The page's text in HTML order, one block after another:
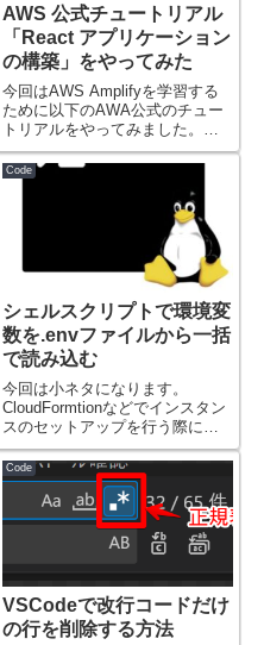
AWS 公式チュートリアル
「React アプリケーション
の構築」をやってみた
今回はAWS Amplifyを学習する
ために以下のAWA公式のチュー
トリアルをやってみました。チ
ュー...
Code
シェルスクリプトで環境変
数を.envファイルから一括
で読み込む
今回は小ネタになります。
CloudFormtionなどでインスタン
スのセットアップを行う際に、
シェル...
Code
VSCodeで改行コードだけ
の行を削除する方法